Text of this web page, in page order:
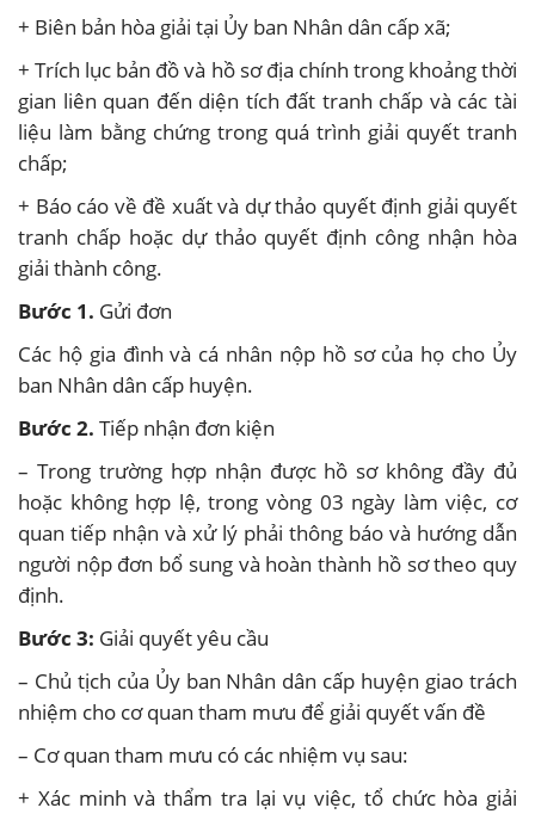
+ Biên bản hòa giải tại Ủy ban Nhân dân cấp xã;
+ Trích lục bản đồ và hồ sơ địa chính trong khoảng thời
gian liên quan đến diện tích đất tranh chấp và các tài
liệu làm bằng chứng trong quá trình giải quyết tranh
chấp;
+ Báo cáo về đề xuất và dự thảo quyết định giải quyết
tranh chấp hoặc dự thảo quyết định công nhận hòa
giải thành công.
Bước 1. Gửi đơn
Các hộ gia đình và cá nhân nộp hồ sơ của họ cho Ủy
ban Nhân dân cấp huyện.
Bước 2. Tiếp nhận đơn kiện
– Trong trường hợp nhận được hồ sơ không đầy đủ
hoặc không hợp lệ, trong vòng 03 ngày làm việc, cơ
quan tiếp nhận và xử lý phải thông báo và hướng dẫn
người nộp đơn bổ sung và hoàn thành hồ sơ theo quy
định.
Bước 3: Giải quyết yêu cầu
– Chủ tịch của Ủy ban Nhân dân cấp huyện giao trách
nhiệm cho cơ quan tham mưu để giải quyết vấn đề
– Cơ quan tham mưu có các nhiệm vụ sau:
+ Xác minh và thẩm tra lại vụ việc, tổ chức hòa giải